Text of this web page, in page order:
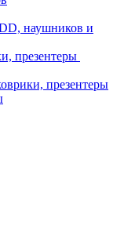
наушников и
презентеры
презентеры